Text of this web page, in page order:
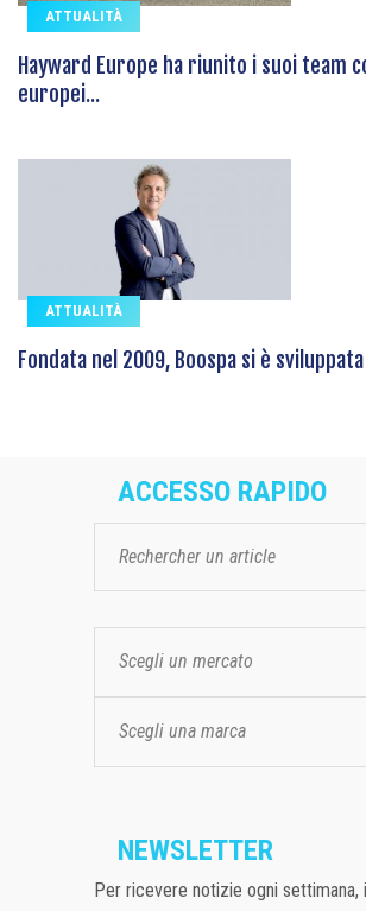
ATTUALITÀ
Hayward Europe ha riunito i suoi team
europei...
ATTUALITÀ
Fondata nel 2009, Boospa si è
ACCESSO RAPIDO
Scegli un mercato
Scegli una marca
NEWSLETTER
Per ricevere notizie ogni settimana,